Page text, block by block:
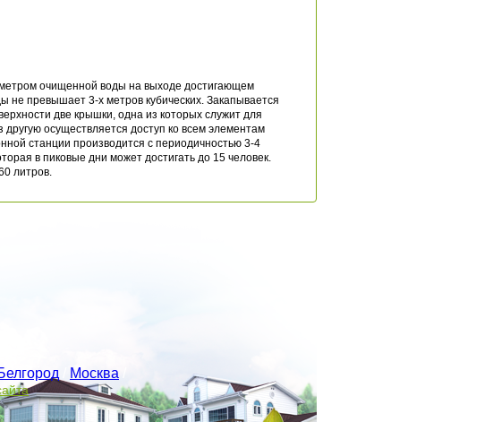
очищенной воды на выходе достигающем
не превышает 3-х метров кубических. Закапывается
две крышки, одна из которых служит для
другую осуществляется доступ ко всем элементам
станции производится с периодичностью 3-4
в пиковые дни может достигать до 15 человек.
литров.
Москва